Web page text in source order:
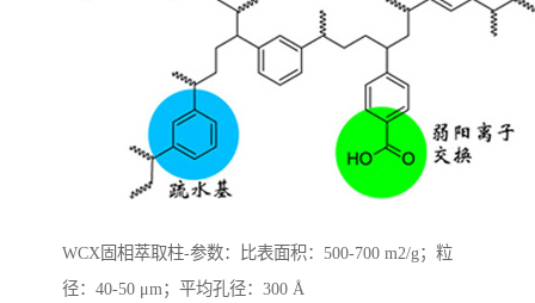
WCX固相萃取柱-参数：比表面积：500-700 m2/g；粒
径：40-50 μm；平均孔径：300 Å